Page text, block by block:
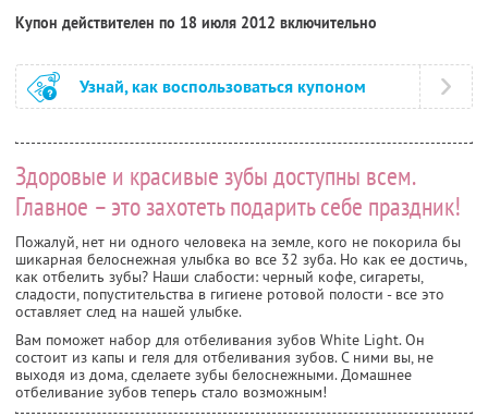
Купон действителен по 18 июля 2012 включительно
Узнай, как воспользоваться купоном
Здоровые и красивые зубы доступны всем.
Главное – это захотеть подарить себе праздник!
Пожалуй, нет ни одного человека на земле, кого не покорила бы
шикарная белоснежная улыбка во все 32 зуба. Но как ее достичь,
как отбелить зубы? Наши слабости: черный кофе, сигареты,
сладости, попустительства в гигиене ротовой полости - все это
оставляет след на нашей улыбке.
Вам поможет набор для отбеливания зубов White Light. Он
состоит из капы и геля для отбеливания зубов. С ними вы, не
выходя из дома, сделаете зубы белоснежными. Домашнее
отбеливание зубов теперь стало возможным!